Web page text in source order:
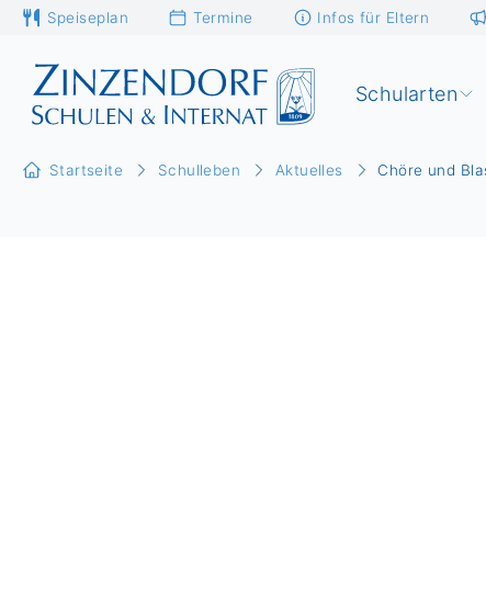
Speiseplan Termine Infos für Eltern
Schularten
Startseite Schulleben Aktuelles Chöre und